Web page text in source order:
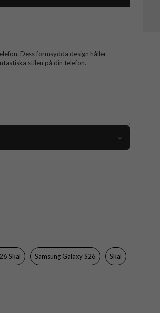
Dess formsydda design håller
stilen på din telefon.
Mjukplast (TPU)
Spigen
Skal Samsung Galaxy S26 Skal